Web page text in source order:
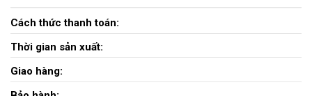
Cách thức thanh toán:
Thời gian sản xuất:
Giao hàng: